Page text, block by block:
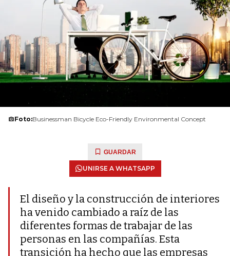
Foto:Businessman Bicycle Eco-Friendly Environmental Concept
GUARDAR
UNIRSE A WHATSAPP
El diseño y la construcción de interiores
ha venido cambiado a raíz de las
diferentes formas de trabajar de las
personas en las compañías. Esta
transición ha hecho que las empresas